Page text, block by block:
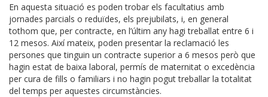
En aquesta situació es poden trobar els facultatius amb
jornades parcials o reduïdes, els prejubilats, i, en general
tothom que, per contracte, en l’últim any hagi treballat entre 6 i
12 mesos. Així mateix, poden presentar la reclamació les
persones que tinguin un contracte superior a 6 mesos però que
hagin estat de baixa laboral, permís de maternitat o excedència
per cura de fills o familiars i no hagin pogut treballar la totalitat
del temps per aquestes circumstàncies.